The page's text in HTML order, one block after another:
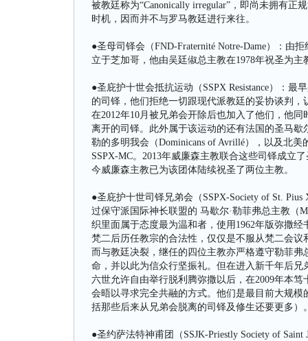
被教廷称为“Canonically irregular”，即尚未拥有
时机，因而并不与罗马教廷进行来往。
●圣母司铎会（FND-Fraternité Notre-Dame）：由
立于芝加哥，他由吴廷俶总主教在1978年祝圣为
●圣庇护十世会抵抗运动（SSPX Resistance）：
的司铎，他们拒绝一切跟现代派教廷的妥协谈判
在2012年10月被兄弟会开除后也加入了他们，他同
离开的司铎。此外属于该运动的还有法国的圣马歇
勒的多明我会（Dominicans of Avrillé），以及北美
SSPX-MC。2013年威廉森主教联合这些司铎成立
今威廉森主教已为该团体陆续祝圣了两位主教。
●圣庇护十世司铎兄弟会（SSPX-Society of St.
过保守派国际神长联盟的 马歇尔·勒菲弗总主教（
织里面属于态度最为温和者，使用1962年版弥撒
梵二后历任教宗的合法性，仅仅是不服从梵二会
而与教廷决裂，继任的四位主教亦严格遵守勒菲
命，并以此为信众行坚振礼。但在进入新千年后
六世允许自由举行脱利腾弥撒以后，在2009年本
会晤以寻求完全共融的方式。他们是最目前大规
括那些后来从兄弟会脱离的司铎及修生还要更多）
●圣约萨法特神甫团（SSJK-Priestly Society of